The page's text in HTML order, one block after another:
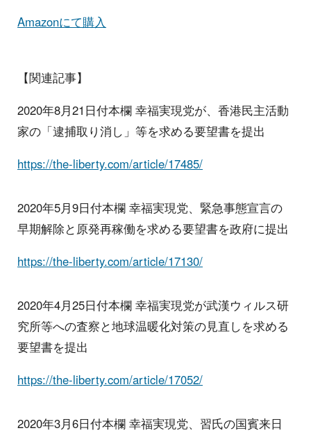
Amazonにて購入
【関連記事】
2020年8月21日付本欄 幸福実現党が、香港民主活動
家の「逮捕取り消し」等を求める要望書を提出
https://the-liberty.com/article/17485/
2020年5月9日付本欄 幸福実現党、緊急事態宣言の
早期解除と原発再稼働を求める要望書を政府に提出
https://the-liberty.com/article/17130/
2020年4月25日付本欄 幸福実現党が武漢ウィルス研
究所等への査察と地球温暖化対策の見直しを求める
要望書を提出
https://the-liberty.com/article/17052/
2020年3月6日付本欄 幸福実現党、習氏の国賓来日